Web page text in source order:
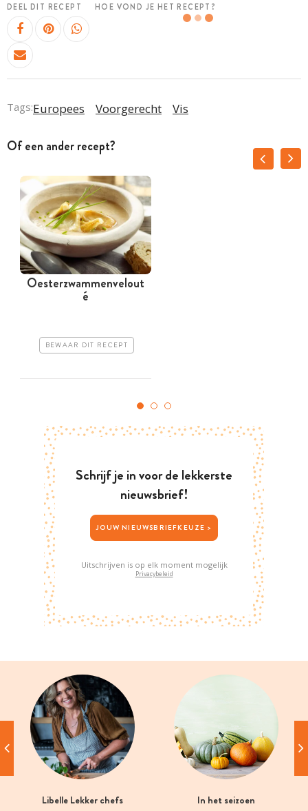
DEEL DIT RECEPT HOE VOND JE HET RECEPT?
Tags:Europees Voorgerecht Vis
Of een ander recept?
Oesterzwammenvelout
é
BEWAAR DIT RECEPT
Schrijf je in voor de lekkerste
nieuwsbrief!
JOUW NIEUWSBRIEFKEUZE >
Uitschrijven is op elk moment mogelijk
Privacybeleid
Libelle Lekker chefs In het seizoen